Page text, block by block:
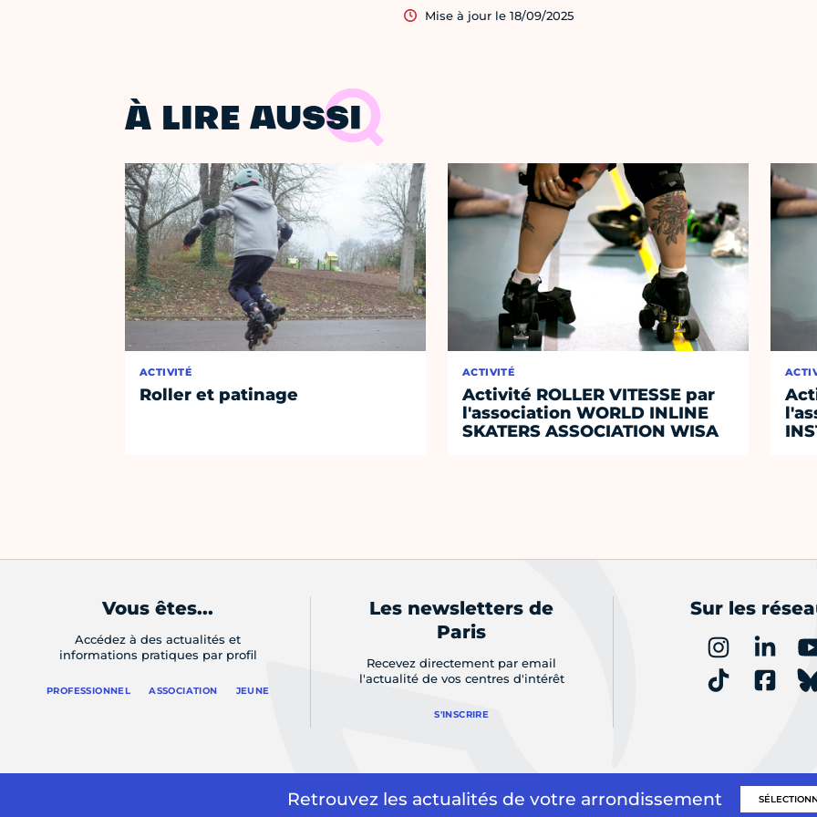
Mise à jour le 18/09/2025
À LIRE AUSSI
ACTIVITÉ
Roller et patinage
ACTIVITÉ
Activité ROLLER VITESSE par
l'association WORLD INLINE
SKATERS ASSOCIATION WISA
Vous êtes...
Accédez à des actualités et
informations pratiques par profil
PROFESSIONNEL ASSOCIATION JEUNE
Les newsletters de
Paris
Recevez directement par email
l'actualité de vos centres d'intérêt
S'INSCRIRE
Sur les
Retrouvez les actualités de votre arrondissement